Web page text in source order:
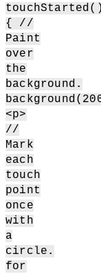
touchStarted()
{ //
Paint
over
the
background.
<p>
//
Mark
each
touch
point
once
with
a
circle.
for